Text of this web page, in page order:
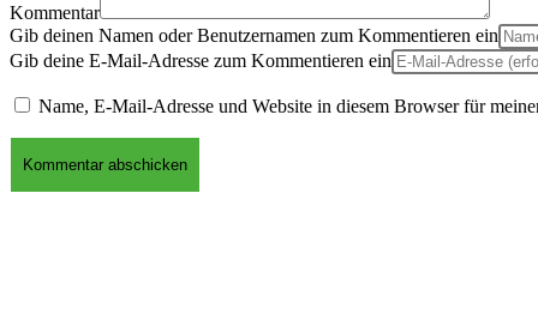
Kommentar
Gib deinen Namen oder Benutzernamen zum Kommentieren ein
Gib deine E-Mail-Adresse zum Kommentieren ein
Name, E-Mail-Adresse und Website in diesem Browser für